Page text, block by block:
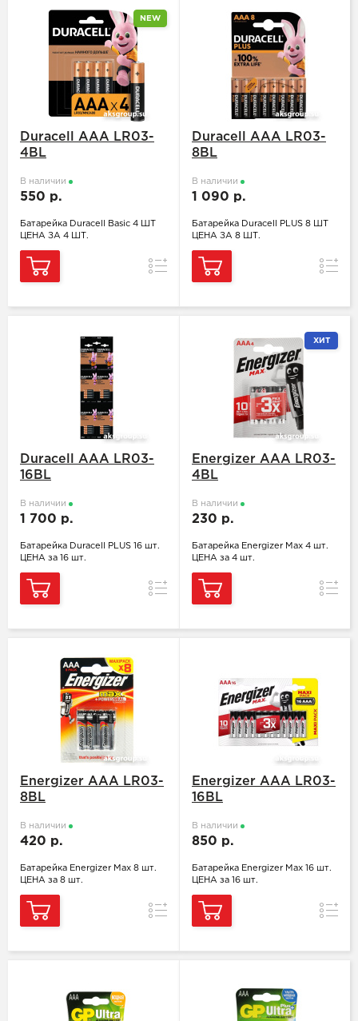
NEW
Duracell ААA LR03-
4BL
В наличии
550 р.
Батарейка Duracell Basic 4 ШТ
ЦЕНА ЗА 4 ШТ.
Сравнение
Duracell ААA LR03-
8BL
В наличии
1 090 р.
Батарейка Duracell PLUS 8 ШТ
ЦЕНА ЗА 8 ШТ.
Duracell ААА LR03-
16BL
В наличии
1 700 р.
Батарейка Duracell PLUS 16 шт.
ЦЕНА за 16 шт.
Сравнение
ХИТ
Energizer ААA LR03-
4BL
В наличии
230 р.
Батарейка Energizer Max 4 шт.
ЦЕНА за 4 шт.
Energizer ААA LR03-
8BL
В наличии
420 р.
Батарейка Energizer Max 8 шт.
ЦЕНА за 8 шт.
Сравнение
Energizer ААА LR03-
16BL
В наличии
850 р.
Батарейка Energizer Max 16 шт.
ЦЕНА за 16 шт.